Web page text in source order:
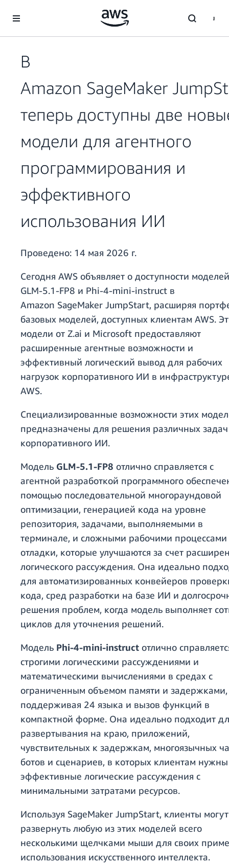
Перейти к главному контенту
В
Amazon SageMaker
теперь доступны две
модели для агентного
программирования и
эффективного
использования ИИ
Проведено: 14 мая 2026 г.
Сегодня AWS объявляет о доступности моделей
GLM-5.1-FP8 и Phi-4-mini-instruct в
Amazon SageMaker JumpStart, расширяя
базовых моделей, доступных клиентам AWS.
модели от Z.ai и Microsoft предоставляют
расширенные агентные возможности и
эффективный логический вывод для рабочих
нагрузок корпоративного ИИ в
AWS.
Специализированные возможности этих
предназначены для решения различных задач
корпоративного ИИ.
Модель GLM-5.1-FP8 отлично справляется с
агентной разработкой программного
помощью последовательной многораундовой
оптимизации, генерацией кода на уровне
репозитория, задачами, выполняемыми в
терминале, и сложными рабочими процессами
отладки, которые улучшаются за счет
логического рассуждения. Она идеально
для автоматизированных конвейеров
кода, сред разработки на базе ИИ и
решения проблем, когда модель выполняет
циклов для уточнения решений.
Модель Phi-4-mini-instruct отлично
строгими логическими рассуждениями и
математическими вычислениями в средах с
ограниченным объемом памяти и задержками,
поддерживая 24 языка и вызов функций в
компактной форме. Она идеально подходит
развертывания на краю, приложений,
чувствительных к задержкам, многоязычных
ботов и сценариев, в которых клиентам нужны
эффективные логические рассуждения с
минимальными затратами ресурсов.
Используя SageMaker JumpStart, клиенты могут
развернуть любую из этих моделей всего
несколькими щелчками мыши для своих
использования искусственного интеллекта.